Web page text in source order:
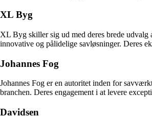
XL Byg
XL Byg skiller sig ud med deres brede
innovative og pålidelige savløsninger. Deres
Johannes Fog
Johannes Fog er en autoritet inden for
branchen. Deres engagement i at levere
Davidsen